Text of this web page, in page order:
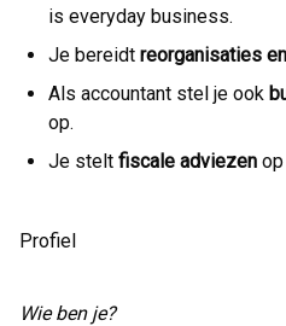
is everyday business.
Je bereidt reorganisaties
Als accountant stel je ook
op.
Je stelt fiscale adviezen op
Profiel
Wie ben je?